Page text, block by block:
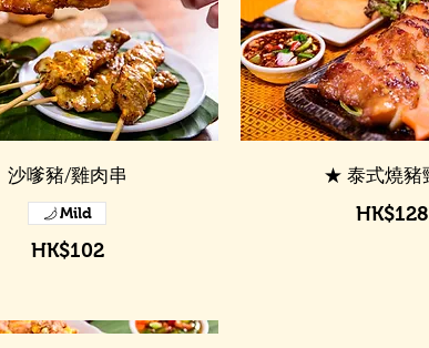
沙嗲豬/雞肉串
HK$102
Mild
★ 泰式燒豬
HK$128